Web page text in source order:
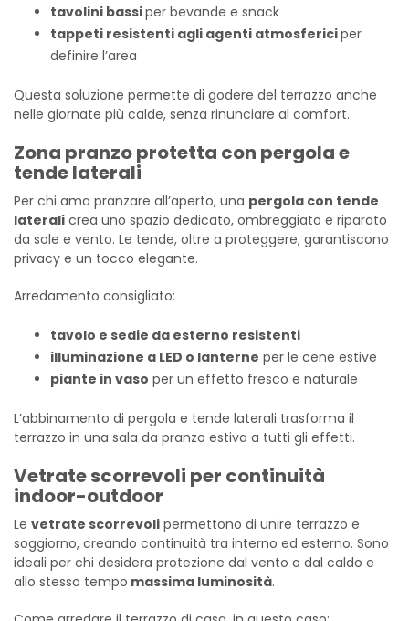
tavolini bassiper bevande e snack
tappeti resistenti agli agenti atmosfericiper
definire l’area
Questa soluzione permette di godere del terrazzo anche
nelle giornate più calde, senza rinunciare al comfort.
Zona pranzo protetta con pergola e
tende laterali
Per chi ama pranzare all’aperto, una pergola con tende
laterali crea uno spazio dedicato, ombreggiato e riparato
da sole e vento. Le tende, oltre a proteggere, garantiscono
privacy e un tocco elegante.
Arredamento consigliato:
tavolo e sedie da esterno resistenti
illuminazione a LED o lanterne per le cene estive
piante in vaso per un effetto fresco e naturale
L’abbinamento di pergola e tende laterali trasforma il
terrazzo in una sala da pranzo estiva a tutti gli effetti.
Vetrate scorrevoli per continuità
indoor-outdoor
Le vetrate scorrevoli permettono di unire terrazzo e
soggiorno, creando continuità tra interno ed esterno. Sono
ideali per chi desidera protezione dal vento o dal caldo e
allo stesso tempo massima luminosità.